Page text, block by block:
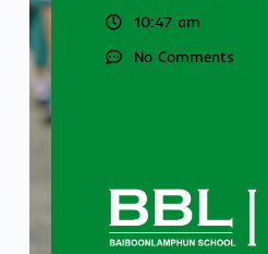
10:47 am
No Comments